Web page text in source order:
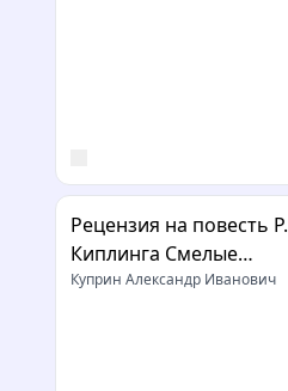
Рецензия на повесть Р.
Киплинга Смелые
мореплаватели
Куприн Александр Иванович